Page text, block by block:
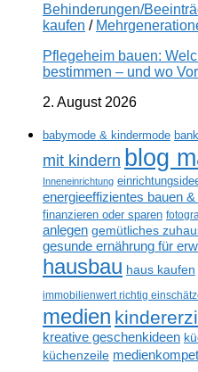
Behinderungen/
kaufen /
Pflegeheim bauen:
bestimmen – und wo
2. August 2026
babymode & kindermode
mit kindern blog
Inneneinrichtung
energieeffizientes bauen
finanzieren oder sparen
anlegen gemütliches
gesunde ernährung für
hausbau haus kaufen
immobilienwert richtig
medien
kreative geschenkideen
küchenzeile